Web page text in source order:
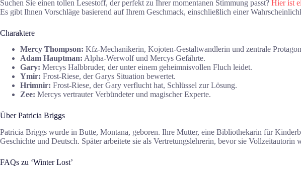
Suchen Sie einen tollen Lesestoff, der perfekt zu Ihrer momentanen Stimmung passt? Hier ist
Es gibt Ihnen Vorschläge basierend auf Ihrem Geschmack, einschließlich einer
Charaktere
Mercy Thompson: Kfz-Mechanikerin, Kojoten-Gestaltwandlerin und zentrale
Adam Hauptman: Alpha-Werwolf und Mercys Gefährte.
Gary: Mercys Halbbruder, der unter einem geheimnisvollen Fluch leidet.
Ymir: Frost-Riese, der Garys Situation bewertet.
Hrimnir: Frost-Riese, der Gary verflucht hat, Schlüssel zur Lösung.
Zee: Mercys vertrauter Verbündeter und magischer Experte.
Über Patricia Briggs
Patricia Briggs wurde in Butte, Montana, geboren. Ihre Mutter, eine Bibliothekarin für
Geschichte und Deutsch. Später arbeitete sie als Vertretungslehrerin, bevor sie
FAQs zu ‘Winter Lost’